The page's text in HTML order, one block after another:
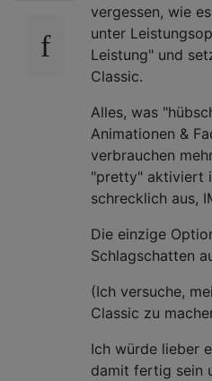
vergessen, wie
unter
Leistung" und
Classic.
Alles, was
Animationen &
verbrauchen
"pretty" aktiviert
schrecklich aus,
Die einzige
Schlagschatten
(Ich versuche,
Classic zu
Ich würde lieber
damit fertig sein